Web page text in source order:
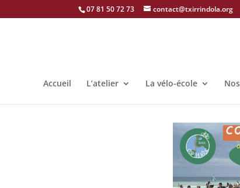
07 81 50 72 73 contact@txirrindola.org
Accueil L’atelier La vélo-école